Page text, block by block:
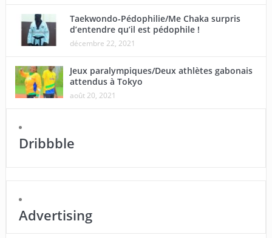
Taekwondo-Pédophilie/Me Chaka surpris
d’entendre qu’il est pédophile !
décembre 22, 2021
Jeux paralympiques/Deux athlètes gabonais
attendus à Tokyo
août 20, 2021
Dribbble
Advertising